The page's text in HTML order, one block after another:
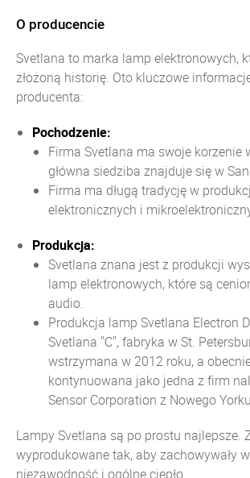
O producencie
Svetlana to marka lamp elektronowych,
złożoną historię. Oto kluczowe
producenta:
Pochodzenie:
Firma Svetlana ma swoje korzenie
główna siedziba znajduje się w
Firma ma długą tradycję w
elektronicznych i
Produkcja:
Svetlana znana jest z produkcji
lamp elektronowych, które są
audio.
Produkcja lamp Svetlana Electron
Svetlana "C", fabryka w St.
wstrzymana w 2012 roku, a
kontynuowana jako jedna z firm
Sensor Corporation z Nowego
Lampy Svetlana są po prostu najlepsze.
wyprodukowane tak, aby zachowywały
niezawodność i ogólne ciepło.